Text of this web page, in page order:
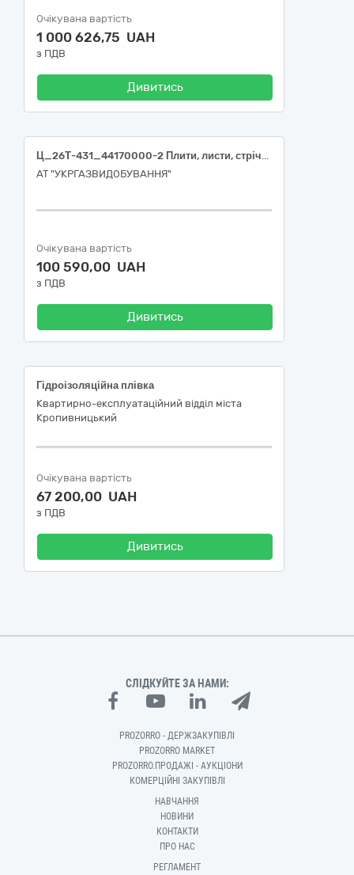
Очікувана вартість
1 000 626,75 UAH
з ПДВ
Дивитись
Ц_26Т-431_44170000-2 Плити, листи, стрічки та фольга, пов`язані з конструкційними матеріалами (Плівка теплична 150 мкм (із захистом від ультрафіолету))
АТ "УКРГАЗВИДОБУВАННЯ"
Очікувана вартість
100 590,00 UAH
з ПДВ
Дивитись
Гідроізоляційна плівка
Квартирно-експлуатаційний відділ міста
Кропивницький
Очікувана вартість
67 200,00 UAH
з ПДВ
Дивитись
СЛІДКУЙТЕ ЗА НАМИ:
PROZORRO - ДЕРЖЗАКУПІВЛІ
PROZORRO MARKET
PROZORRO.ПРОДАЖІ - АУКЦІОНИ
КОМЕРЦІЙНІ ЗАКУПІВЛІ
НАВЧАННЯ
НОВИНИ
КОНТАКТИ
ПРО НАС
РЕГЛАМЕНТ